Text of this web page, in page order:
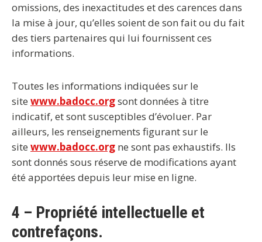
omissions, des inexactitudes et des carences dans
la mise à jour, qu’elles soient de son fait ou du fait
des tiers partenaires qui lui fournissent ces
informations.
Toutes les informations indiquées sur le
site www.badocc.orgsont données à titre
indicatif, et sont susceptibles d’évoluer. Par
ailleurs, les renseignements figurant sur le
site www.badocc.org ne sont pas exhaustifs. Ils
sont donnés sous réserve de modifications ayant
été apportées depuis leur mise en ligne.
4 – Propriété intellectuelle et
contrefaçons.